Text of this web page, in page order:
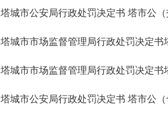
塔城市公安局行政处罚决定书 塔市公
塔城市市场监督管理局行政处罚决定
塔城市市场监督管理局行政处罚决定
塔城市公安局行政处罚决定书 塔市公